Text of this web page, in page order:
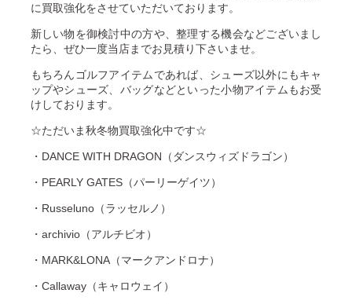
に買取強化をさせていただいております。
新しい物を御検討中の方や、整理する機会などございまし
たら、ぜひ一度当店までお見積り下さいませ。
もちろんゴルフアイテムであれば、シューズ以外にもキャ
ップやシューズ、バッグなどといった小物アイテムもお受
けしております。
☆ただいま秋冬物買取強化中です☆
・DANCE WITH DRAGON（ダンスウィズドラゴン）
・PEARLY GATES（パーリーゲイツ）
・Russeluno（ラッセルノ）
・archivio（アルチビオ）
・MARK&LONA（マークアンドロナ）
・Callaway（キャロウェイ）